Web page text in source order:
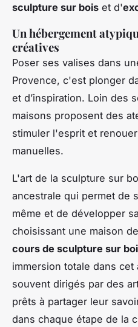
sculpture sur bois et d'
Un hébergement
créatives
Poser ses valises dans
Provence, c'est plonger
et d’inspiration. Loin des
maisons proposent des
stimuler l'esprit et
manuelles.
L'art de la sculpture sur
ancestrale qui permet de
même et de développer
choisissant une maison
cours de sculpture sur
immersion totale dans
souvent dirigés par des
prêts à partager leur
dans chaque étape de la